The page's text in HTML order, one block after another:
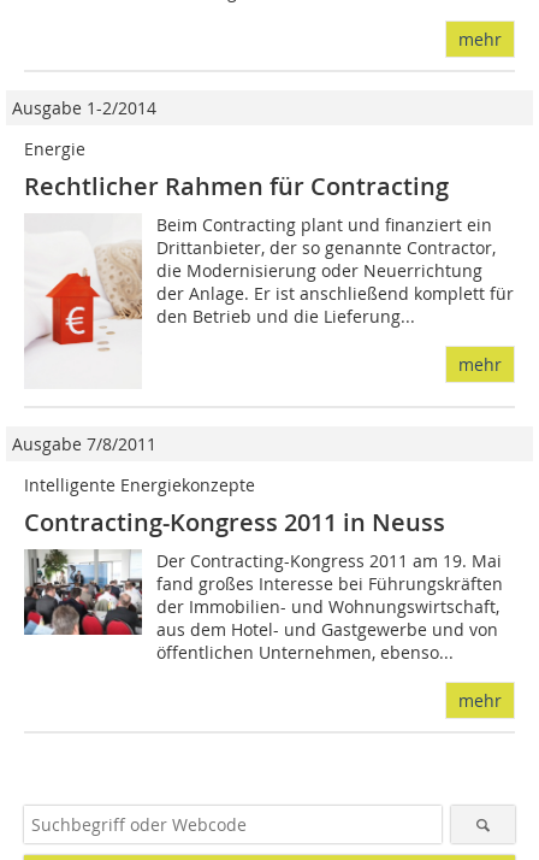
mehr
Ausgabe 1-2/2014
Energie
Rechtlicher Rahmen für Contracting
Beim Contracting plant und finanziert ein
Drittanbieter, der so genannte Contractor,
die Modernisierung oder Neuerrichtung
der Anlage. Er ist anschließend komplett für
den Betrieb und die Lieferung...
mehr
Ausgabe 7/8/2011
Intelligente Energiekonzepte
Contracting-Kongress 2011 in Neuss
Der Contracting-Kongress 2011 am 19. Mai
fand großes Interesse bei Führungskräften
der Immobilien- und Wohnungswirtschaft,
aus dem Hotel- und Gastgewerbe und von
öffentlichen Unternehmen, ebenso...
mehr